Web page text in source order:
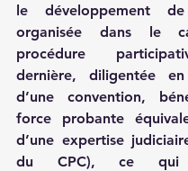
le développement de
organisée dans le
procédure
dernière, diligentée
d’une convention,
force probante
d’une expertise
du CPC), ce qui